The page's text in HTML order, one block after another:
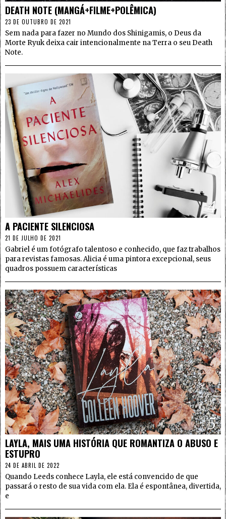
DEATH NOTE (MANGÁ+FILME+POLÊMICA)
23 DE OUTUBRO DE 2021
Sem nada para fazer no Mundo dos Shinigamis, o Deus da
Morte Ryuk deixa cair intencionalmente na Terra o seu Death
Note.
4
A PACIENTE SILENCIOSA
21 DE JULHO DE 2021
Gabriel é um fotógrafo talentoso e conhecido, que faz trabalhos
para revistas famosas. Alicia é uma pintora excepcional, seus
quadros possuem características
5
LAYLA, MAIS UMA HISTÓRIA QUE ROMANTIZA O ABUSO E
ESTUPRO
24 DE ABRIL DE 2022
Quando Leeds conhece Layla, ele está convencido de que
passará o resto de sua vida com ela. Ela é espontânea, divertida,
e